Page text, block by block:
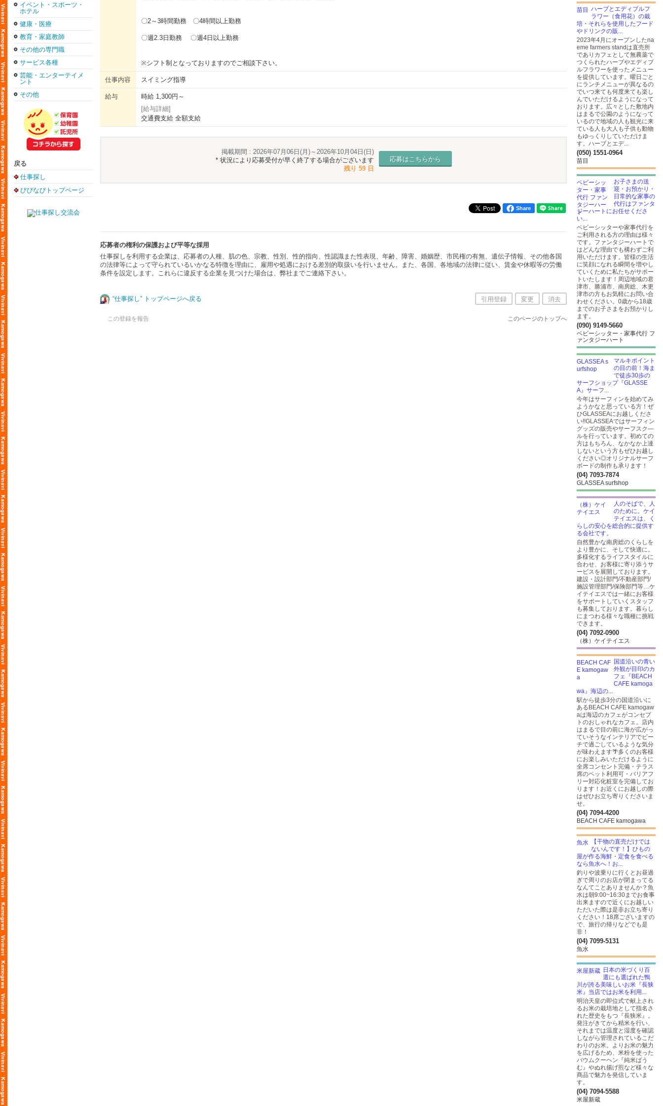
イベント・スポーツ・
ホテル
健康・医療
教育・家庭教師
その他の専門職
サービス各種
芸能・エンターテイメ
ント
その他
戻る
仕事探し
びびなびトップページ
〇2～3時間勤務 〇4時間以上勤務
〇週2.3日勤務 〇週4日以上勤務
※シフト制となっておりますのでご相談下さい。
仕事内容 スイミング指導
給与
時給 1,300円～
[給与詳細]
交通費支給 全額支給
掲載期間 : 2026年07月06日(月)～2026年10月04日(日)
* 状況により応募受付が早く終了する場合がございます
残り 59 日
応募はこちらから
Share
応募者の権利の保護および平等な採用
仕事探しを利用する企業は、応募者の人種、肌の色、宗教、性別、性的指向、性認識また性表現、年齢、障害、婚姻歴、市民権の有無、遺伝子情報、その他各国
の法律等によって守られているいかなる特徴を理由に、雇用や処遇における差別的取扱いを行いません。また、各国、各地域の法律に従い、賃金や休暇等の労働
条件を設定します。これらに違反する企業を見つけた場合は、弊社までご連絡下さい。
“仕事探し” トップページへ戻る 引用登録 変更 消去
この登録を報告 このページのトップへ
ハーブとエディブルフ
ラワー（食用花）の栽
培・それらを使用したフード
やドリンクの販...
2023年4月にオープンしたna
eme farmers standは直売所
でありカフェとして無農薬で
つくられたハーブやエディブ
ルフラワーを使ったメニュー
を提供しています。曜日ごと
にランチメニューが異なるの
でいつ来ても何度来ても楽し
んでいただけるようになって
おります。広々とした敷地内
はまるで公園のようになって
いるので地域の人も観光に来
ている人も大人も子供も動物
もゆっくりしていただけま
す。ハーブとエデ...
(050) 1551-0964
苗目
お子さまの送
迎・お預かり・
日常的な家事の
代行はファンタ
ジーハートにお任せくださ
い...
ベビーシッターや家事代行を
ご利用される方の理由は様々
です。ファンタジーハートで
はどんな理由でも構わずご利
用いただけます。皆様の生活
に笑顔になれる瞬間を増やし
ていくために私たちがサポー
トいたします！周辺地域の君
津市、勝浦市、南房総、木更
津市の方もお気軽にお問い合
わせください。0歳から18歳
までのお子さまをお預かりし
ます。
(090) 9149-5660
ベビーシッター・家事代行 フ
ァンタジーハート
マルキポイント
の目の前！海ま
で徒歩30歩の
サーフショップ『GLASSE
A』サーフ...
今年はサーフィンを始めてみ
ようかなと思っている方！ぜ
ひGLASSEAにお越しくださ
い!!GLASSEAではサーフィン
グッズの販売やサーフスク―
ルを行っています。初めての
方はもちろん、なかなか上達
しないという方もぜひお越し
ください◎オリジナルサーフ
ボードの制作も承ります！
(04) 7093-7874
GLASSEA surfshop
人のそばで、人
のために。ケイ
テイエスは、く
らしの安心を総合的に提供す
る会社です。
自然豊かな南房総のくらしを
より豊かに、そして快適に。
多様化するライフスタイルに
合わせ、お客様に寄り添うサ
ービスを展開しております。
建設・設計部門/不動産部門/
施設管理部門/保険部門等…ケ
イテイエスでは一緒にお客様
をサポートしていくスタッフ
も募集しております。暮らし
にまつわる様々な職種に挑戦
できます。
(04) 7092-0900
（株）ケイテイエス
国道沿いの青い
外観が目印のカ
フェ『BEACH
CAFE kamoga
wa』海辺の...
駅から徒歩3分の国道沿いに
あるBEACH CAFE kamogaw
aは海辺のカフェがコンセプ
トのおしゃれなカフェ。店内
はまるで目の前に海が広がっ
ていそうなインテリアでビー
チで過ごしているような気分
が味わえます🌴多くのお客様
にお楽しみいただけるように
全席コンセント完備・テラス
席のペット利用可・バリアフ
リー対応化粧室を完備してお
ります！お近くにお越しの際
はぜひお立ち寄りくださいま
せ。
(04) 7094-4200
BEACH CAFE kamogawa
【干物の直売だけでは
ないんです！】ひもの
屋が作る海鮮・定食を食べる
なら魚水へ！お...
釣りや波乗りに行くとお昼過
ぎで周りのお店が閉まってる
なんてことありませんか？魚
水は朝9:00~16:30までお食事
出来ますので近くにお越しい
ただいた際は是非お立ち寄り
ください！18席ございますの
で、旅行の帰りなどでも是
非！
(04) 7099-5131
魚水
日本の米づくり百
選にも選ばれた鴨
川が誇る美味しいお米『長狭
米』当店ではお米を利用...
明治天皇の即位式で献上され
るお米の栽培地として指名さ
れた歴史をもつ『長狭米』。
発注がきてから精米を行い、
それまでは温度と湿度を確認
しながら管理されているこだ
わりのお米。よりお米の魅力
を広げるため、米粉を使った
バウムクーヘン『純米ばう
む』やぬれ揚げ煎など様々な
商品で魅力を発信していま
す。
(04) 7094-5588
米屋新蔵